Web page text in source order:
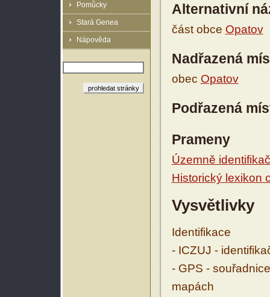
Pomůcky
Stará Genea
Nápověda
Alternativní
část obce Opatov
Nadřazená
obec Opatov
Podřazená
Prameny
Územně
Historický lexikon
Vysvětlivky
Identifikace
- ICZUJ -
- GPS -
mapách